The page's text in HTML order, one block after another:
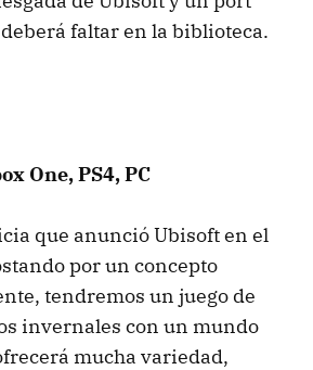
faltar en la biblioteca.
One, PS4, PC
que anunció Ubisoft en el
por un concepto
tendremos un juego de
invernales con un mundo
mucha variedad,